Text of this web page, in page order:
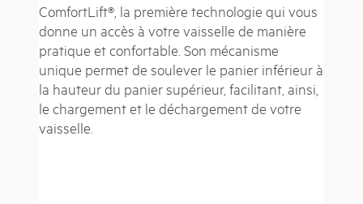
ComfortLift®, la première technologie qui vous
donne un accès à votre vaisselle de manière
pratique et confortable. Son mécanisme
unique permet de soulever le panier inférieur à
la hauteur du panier supérieur, facilitant, ainsi,
le chargement et le déchargement de votre
vaisselle.